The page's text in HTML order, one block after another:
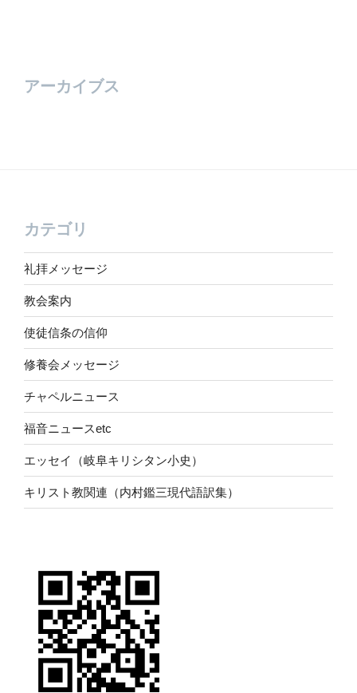
アーカイブス
カテゴリ
礼拝メッセージ
教会案内
使徒信条の信仰
修養会メッセージ
チャペルニュース
福音ニュースetc
エッセイ（岐阜キリシタン小史）
キリスト教関連（内村鑑三現代語訳集）